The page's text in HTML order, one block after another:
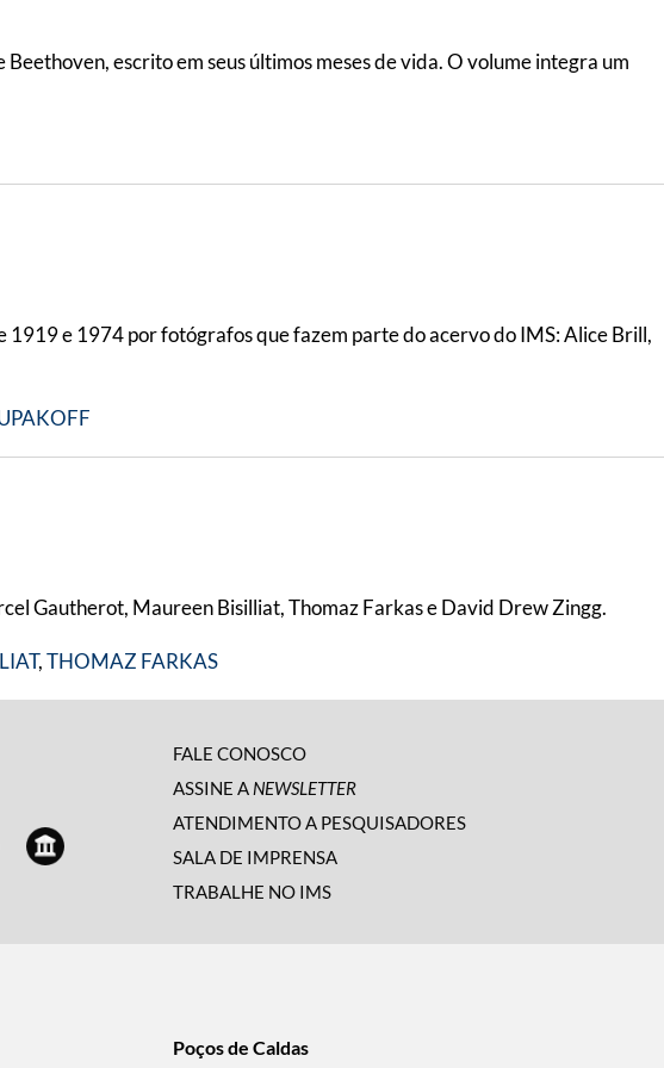
escrito em seus últimos meses de vida. O volume integra um
e 1974 por fotógrafos que fazem parte do acervo do IMS: Alice Brill,
Gautherot, Maureen Bisilliat, Thomaz Farkas e David Drew Zingg.
,THOMAZ FARKAS
FALE CONOSCO
ASSINE A NEWSLETTER
ATENDIMENTO A PESQUISADORES
SALA DE IMPRENSA
TRABALHE NO IMS
Poços de Caldas